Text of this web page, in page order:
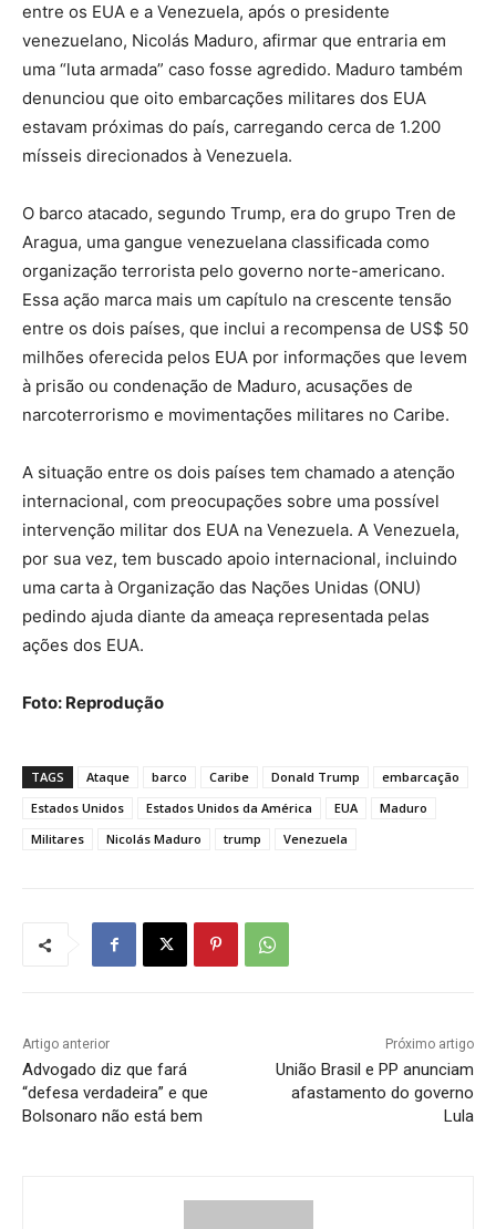
entre os EUA e a Venezuela, após o presidente
venezuelano, Nicolás Maduro, afirmar que entraria em
uma “luta armada” caso fosse agredido. Maduro também
denunciou que oito embarcações militares dos EUA
estavam próximas do país, carregando cerca de 1.200
mísseis direcionados à Venezuela.
O barco atacado, segundo Trump, era do grupo Tren de
Aragua, uma gangue venezuelana classificada como
organização terrorista pelo governo norte-americano.
Essa ação marca mais um capítulo na crescente tensão
entre os dois países, que inclui a recompensa de US$ 50
milhões oferecida pelos EUA por informações que levem
à prisão ou condenação de Maduro, acusações de
narcoterrorismo e movimentações militares no Caribe.
A situação entre os dois países tem chamado a atenção
internacional, com preocupações sobre uma possível
intervenção militar dos EUA na Venezuela. A Venezuela,
por sua vez, tem buscado apoio internacional, incluindo
uma carta à Organização das Nações Unidas (ONU)
pedindo ajuda diante da ameaça representada pelas
ações dos EUA.
Foto: Reprodução
TAGS Ataque barco Caribe Donald Trump
embarcação
Estados Unidos
Estados Unidos da América EUA
Maduro
Militares
Nicolás Maduro trump Venezuela
Artigo anterior
Advogado diz que fará
“defesa verdadeira” e que
Bolsonaro não está bem
Próximo artigo
União Brasil e PP anunciam
afastamento do governo
Lula